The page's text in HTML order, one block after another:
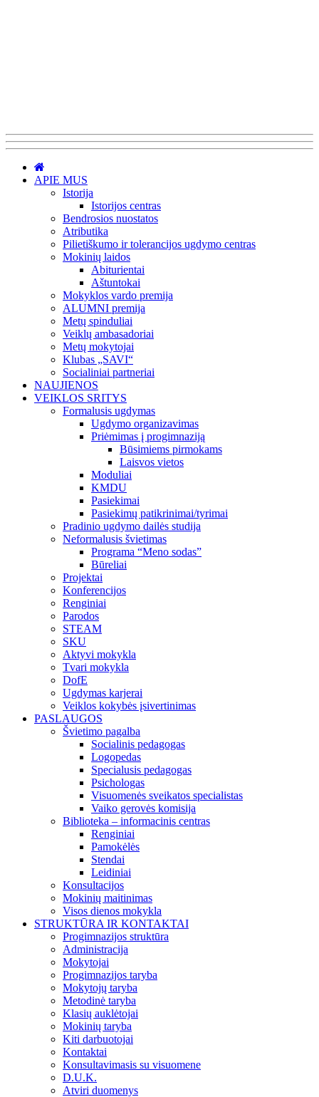
APIE MUS
Istorija
Istorijos centras
Bendrosios nuostatos
Atributika
Pilietiškumo ir tolerancijos ugdymo centras
Mokinių laidos
Abiturientai
Aštuntokai
Mokyklos vardo premija
ALUMNI premija
Metų spinduliai
Veiklų ambasadoriai
Metų mokytojai
Klubas „SAVI“
Socialiniai partneriai
NAUJIENOS
VEIKLOS SRITYS
Formalusis ugdymas
Ugdymo organizavimas
Priėmimas į progimnaziją
Būsimiems pirmokams
Laisvos vietos
Moduliai
KMDU
Pasiekimai
Pasiekimų patikrinimai/tyrimai
Pradinio ugdymo dailės studija
Neformalusis švietimas
Programa “Meno sodas”
Būreliai
Projektai
Konferencijos
Renginiai
Parodos
STEAM
SKU
Aktyvi mokykla
Tvari mokykla
DofE
Ugdymas karjerai
Veiklos kokybės įsivertinimas
PASLAUGOS
Švietimo pagalba
Socialinis pedagogas
Logopedas
Specialusis pedagogas
Psichologas
Visuomenės sveikatos specialistas
Vaiko gerovės komisija
Biblioteka – informacinis centras
Renginiai
Pamokėlės
Stendai
Leidiniai
Konsultacijos
Mokinių maitinimas
Visos dienos mokykla
STRUKTŪRA IR KONTAKTAI
Progimnazijos struktūra
Administracija
Mokytojai
Progimnazijos taryba
Mokytojų taryba
Metodinė taryba
Klasių auklėtojai
Mokinių taryba
Kiti darbuotojai
Kontaktai
Konsultavimasis su visuomene
D.U.K.
Atviri duomenys